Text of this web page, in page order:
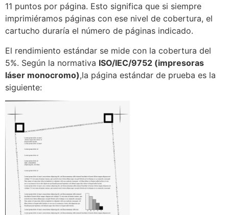
11 puntos por página. Esto significa que si siempre
imprimiéramos páginas con ese nivel de cobertura, el
cartucho duraría el número de páginas indicado.
El rendimiento estándar se mide con la cobertura del
5%. Según la normativa ISO/IEC/9752 (impresoras
láser monocromo),la página estándar de prueba es la
siguiente: